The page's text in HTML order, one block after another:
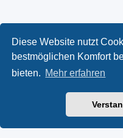
Diese Website nutzt
bestmöglichen Komfort
bieten. Mehr erfahren